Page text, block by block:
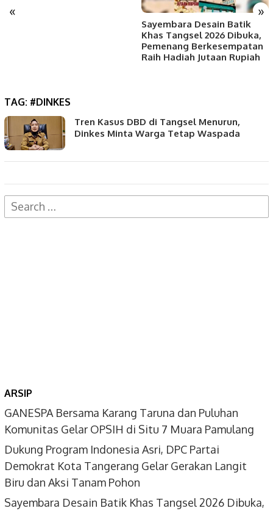
« »
Sayembara Desain Batik
Khas Tangsel 2026 Dibuka,
Pemenang Berkesempatan
Raih Hadiah Jutaan Rupiah
TAG: #DINKES
Tren Kasus DBD di Tangsel Menurun,
Dinkes Minta Warga Tetap Waspada
Search
for:
ARSIP
GANESPA Bersama Karang Taruna dan Puluhan
Komunitas Gelar OPSIH di Situ 7 Muara Pamulang
Dukung Program Indonesia Asri, DPC Partai
Demokrat Kota Tangerang Gelar Gerakan Langit
Biru dan Aksi Tanam Pohon
Sayembara Desain Batik Khas Tangsel 2026 Dibuka,